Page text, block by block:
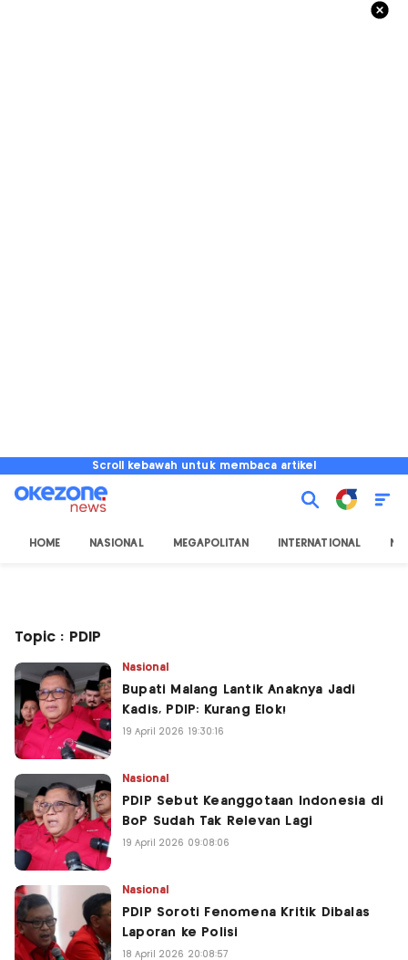
Scroll kebawah untuk membaca artikel
HOME NASIONAL MEGAPOLITAN INTERNATIONAL
Topic : PDIP
Nasional
Bupati Malang Lantik Anaknya Jadi
Kadis, PDIP: Kurang Elok!
19 April 2026 19:30:16
Nasional
PDIP Sebut Keanggotaan Indonesia di
BoP Sudah Tak Relevan Lagi
19 April 2026 09:08:06
Nasional
PDIP Soroti Fenomena Kritik Dibalas
Laporan ke Polisi
18 April 2026 20:08:57